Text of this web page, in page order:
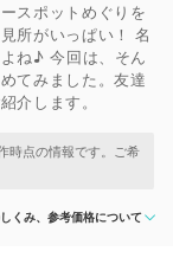
スポットめぐりを
所がいっぱい！ 名
ね♪ 今回は、そん
てみました。友達
介します。
くみ、参考価格について